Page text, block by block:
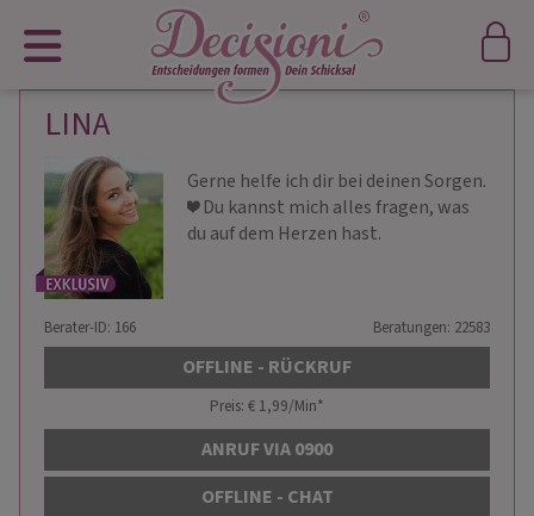
LINA
Gerne helfe ich dir bei deinen Sorgen.
❤️ Du kannst mich alles fragen, was
du auf dem Herzen hast.
Berater-ID: 166 Beratungen: 22583
OFFLINE - RÜCKRUF
Preis: € 1,99/Min*
ANRUF VIA 0900
OFFLINE - CHAT